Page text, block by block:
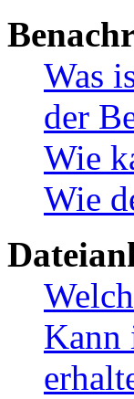
Was
der
Wie
Wie
Kann